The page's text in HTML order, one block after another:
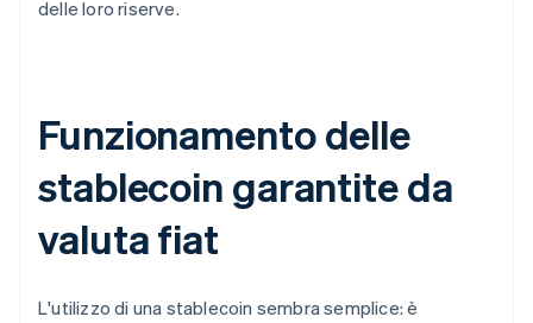
delle loro riserve.
Funzionamento delle
stablecoin garantite da
valuta fiat
L'utilizzo di una stablecoin sembra semplice: è